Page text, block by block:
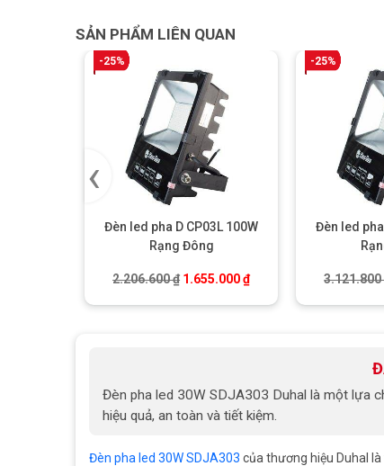
SẢN PHẨM LIÊN QUAN
-25%
Đèn led pha D CP03L 100W
Rạng Đông
2.206.600₫ Giá gốc là: 2.206.600 ₫.
1.655.000₫Giá hiện tại là:
-25%
Đèn led pha
3.121.800
‹
Đèn pha led 30W SDJA303 Duhal là một lựa
hiệu quả, an toàn và tiết kiệm.
Đèn pha led 30W SDJA303 của thương hiệu Duhal